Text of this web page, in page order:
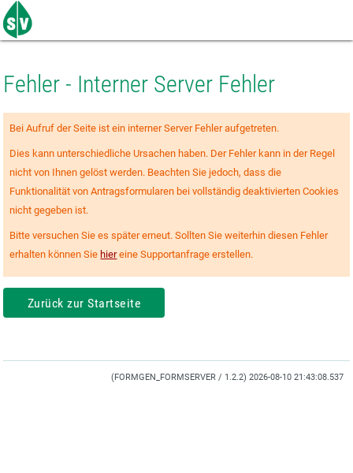
Zum
Seiteninhalt
springen
Fehler - Interner Server Fehler
Bei Aufruf der Seite ist ein interner Server Fehler aufgetreten.
Dies kann unterschiedliche Ursachen haben. Der Fehler kann in der Regel
nicht von Ihnen gelöst werden. Beachten Sie jedoch, dass die
Funktionalität von Antragsformularen bei vollständig deaktivierten Cookies
nicht gegeben ist.
Bitte versuchen Sie es später erneut. Sollten Sie weiterhin diesen Fehler
erhalten können Sie hiereine Supportanfrage erstellen.
Zurück zur Startseite
(FORMGEN_FORMSERVER / 1.2.2) 2026-08-10 21:43:08.537